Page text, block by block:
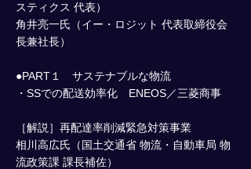
スティクス 代表）
角井亮一氏（イー・ロジット 代表取締役会
長兼社長）
●PART１ サステナブルな物流
・SSでの配送効率化 ENEOS／三菱商事
［解説］再配達率削減緊急対策事業
相川高広氏（国土交通省 物流・自動車局 物
流政策課 課長補佐）